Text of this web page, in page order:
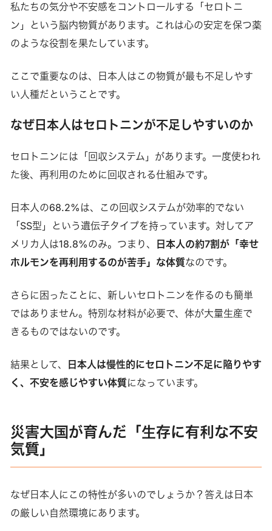
私たちの気分や不安感をコントロールする「セロトニ
ン」という脳内物質があります。これは心の安定を保つ薬
のような役割を果たしています。
ここで重要なのは、日本人はこの物質が最も不足しやす
い人種だということです。
なぜ日本人はセロトニンが不足しやすいのか
セロトニンには「回収システム」があります。一度使われ
た後、再利用のために回収される仕組みです。
日本人の68.2%は、この回収システムが効率的でない
「SS型」という遺伝子タイプを持っています。対してア
メリカ人は18.8%のみ。つまり、
日本人の約7割が「幸せ
ホルモンを再利用するのが苦手」な体質なのです。
さらに困ったことに、新しいセロトニンを作るのも簡単
ではありません。特別な材料が必要で、体が大量生産で
きるものではないのです。
結果として、
日本人は慢性的にセロトニン不足に陥りやす
く、不安を感じやすい体質になっています。
災害大国が育んだ「生存に有利な不安
気質」
なぜ日本人にこの特性が多いのでしょうか？答えは日本
の厳しい自然環境にあります。